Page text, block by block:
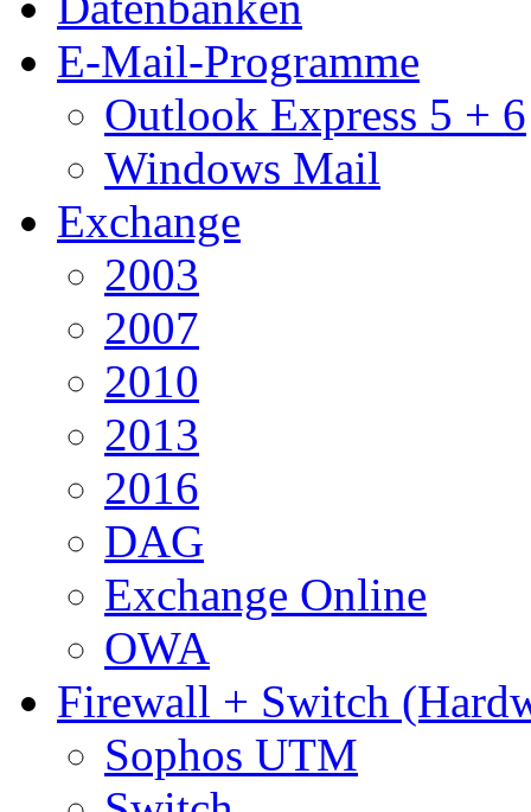
E-Mail-Programme
Outlook Express 5 + 6
Windows Mail
Exchange
2003
2007
2010
2013
2016
DAG
Exchange Online
OWA
Firewall + Switch
Sophos UTM